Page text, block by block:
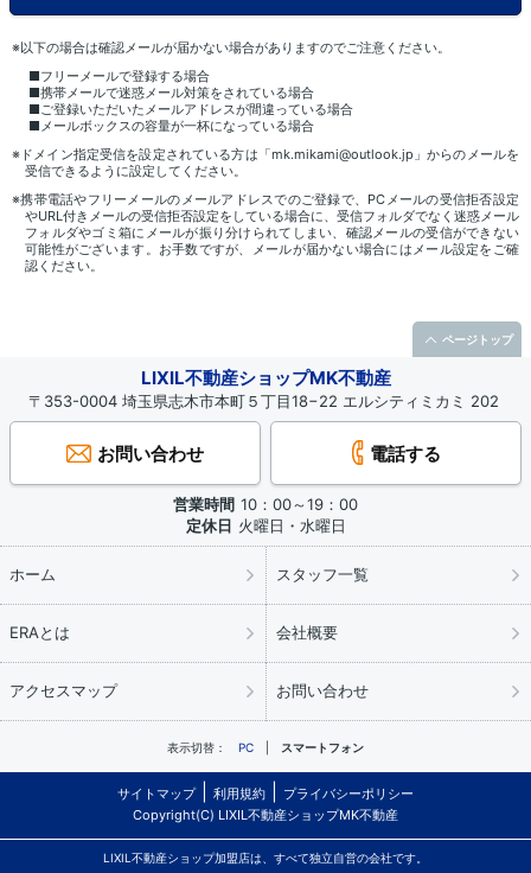
※以下の場合は確認メールが届かない場合がありますのでご注意ください。
■フリーメールで登録する場合
■携帯メールで迷惑メール対策をされている場合
■ご登録いただいたメールアドレスが間違っている場合
■メールボックスの容量が一杯になっている場合
※ドメイン指定受信を設定されている方は「mk.mikami@outlook.jp」からのメールを
受信できるように設定してください。
※携帯電話やフリーメールのメールアドレスでのご登録で、PCメールの受信拒否設定
やURL付きメールの受信拒否設定をしている場合に、受信フォルダでなく迷惑メール
フォルダやゴミ箱にメールが振り分けられてしまい、確認メールの受信ができない
可能性がございます。お手数ですが、メールが届かない場合にはメール設定をご確
認ください。
LIXIL不動産ショップMK不動産
〒353-0004 埼玉県志木市本町５丁目18−22 エルシティミカミ 202
お問い合わせ 電話する
営業時間 10：00～19：00
定休日 火曜日・水曜日
ホーム スタッフ一覧
ERAとは 会社概要
アクセスマップ お問い合わせ
表示切替： PC スマートフォン
サイトマップ 利用規約
プライバシーポリシー
Copyright(C) LIXIL不動産ショップMK不動産
LIXIL不動産ショップ加盟店は、すべて独立自営の会社です。
ページトップ